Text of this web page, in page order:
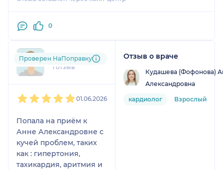
0
bor....@....ru
1 отзыв
Проверен НаПоправку
01.06.2026
Попала на приём к
Анне Александровне с
кучей проблем, таких
как : гипертония,
тахикардия, аритмия и
Отзыв о враче
Кудашева (Фофонова)
Александровна
кардиолог Взрослый